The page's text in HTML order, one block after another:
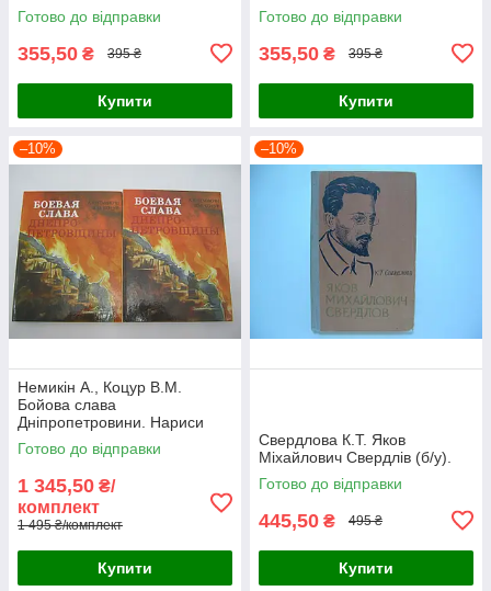
Готово до відправки
355,50 ₴ 395 ₴
Купити
Готово до відправки
355,50 ₴ 395 ₴
Купити
–10%
Немикін А., Коцур В.М.
Бойова слава
Дніпропетровини. Нариси
про Героях Радянського
Союзу (б/у).
Готово до відправки
1 345,50 ₴/
комплект
1 495 ₴/комплект
Купити
–10%
Свердлова К.Т. Яков
Міхайлович Свердлів (б/у).
Готово до відправки
445,50 ₴ 495 ₴
Купити